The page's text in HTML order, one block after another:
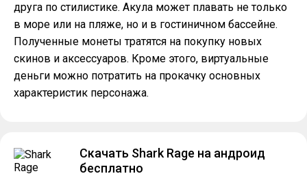
друга по стилистике. Акула может плавать не только
в море или на пляже, но и в гостиничном бассейне.
Полученные монеты тратятся на покупку новых
скинов и аксессуаров. Кроме этого, виртуальные
деньги можно потратить на прокачку основных
характеристик персонажа.
Скачать Shark Rage на андроид
бесплатно